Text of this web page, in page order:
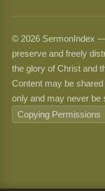
© 2026 SermonIndex
preserve and freely
the glory of Christ and
Content may be
only and may never be
Copying Permissions